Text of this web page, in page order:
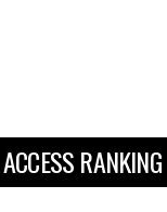
ACCESS RANKING